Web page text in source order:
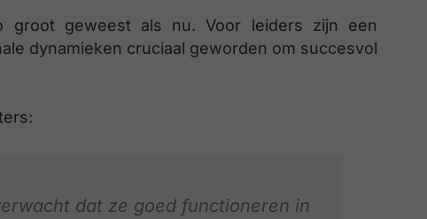
groot geweest als nu. Voor leiders zijn een
dynamieken cruciaal geworden om succesvol
dat ze goed functioneren in